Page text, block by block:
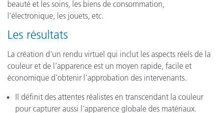
beauté et les soins, les biens de consommation,
l’électronique, les jouets, etc.
Les résultats
La création d’un rendu virtuel qui inclut les aspects réels de la
couleur et de l’apparence est un moyen rapide, facile et
économique d’obtenir l’approbation des intervenants.
Il définit des attentes réalistes en transcendant la couleur
pour capturer aussi l’apparence globale des matériaux.